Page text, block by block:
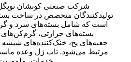
شرکت صنعتی کونشان
تولیدکنندگان متخصص در ساخت
است که شامل بسته‌های سرد و
بسته‌های حرارتی،
جعبه‌های یخ، خنک‌کننده‌های
مرتبط می‌شود. تاپ ژل وعده